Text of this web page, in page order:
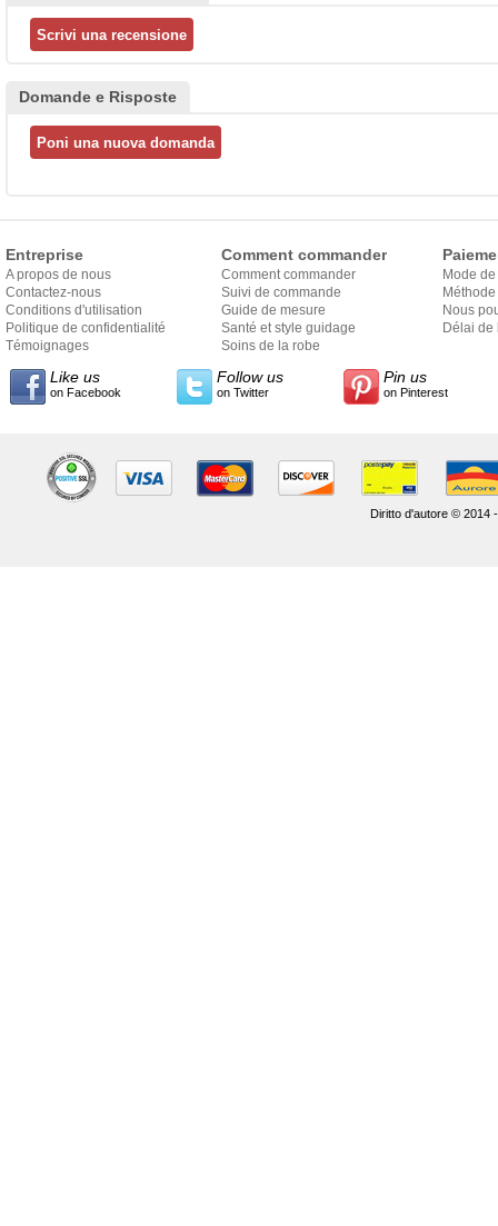
Domande e Risposte
Entreprise
A propos de nous
Contactez-nous
Conditions d'utilisation
Politique de confidentialité
Témoignages
Comment commander
Comment commander
Suivi de commande
Guide de mesure
Santé et style guidage
Soins de la robe
Mode
Nous
Délai de
Like us
on Facebook
Follow us
on Twitter
Pin us
on Pinterest
Diritto d'autore © 2014